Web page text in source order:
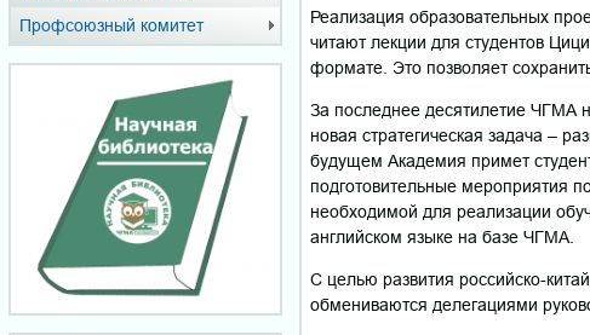
Профсоюзный комитет
Реализация образовательных
читают лекции для студентов
формате. Это позволяет
За последнее десятилетие ЧГМА
новая стратегическая задача –
будущем Академия примет
подготовительные мероприятия
необходимой для реализации
английском языке на базе ЧГМА.
С целью развития российско-
обмениваются делегациями